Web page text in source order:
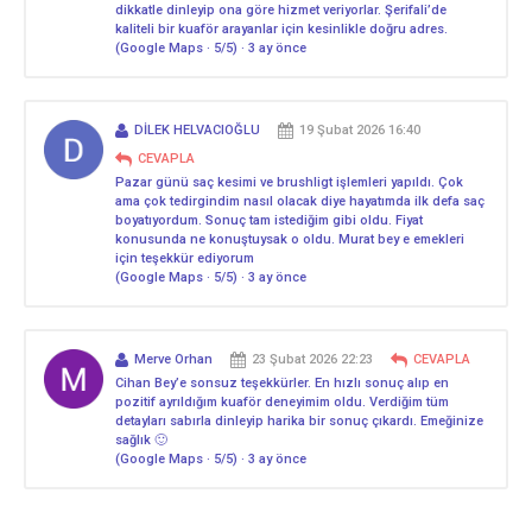
dikkatle dinleyip ona göre hizmet veriyorlar. Şerifali’de
kaliteli bir kuaför arayanlar için kesinlikle doğru adres.
(Google Maps · 5/5) · 3 ay önce
DİLEK HELVACIOĞLU
19 Şubat 2026 16:40
CEVAPLA
Pazar günü saç kesimi ve brushligt işlemleri yapıldı. Çok
ama çok tedirgindim nasıl olacak diye hayatımda ilk defa saç
boyatıyordum. Sonuç tam istediğim gibi oldu. Fiyat
konusunda ne konuştuysak o oldu. Murat bey e emekleri
için teşekkür ediyorum
(Google Maps · 5/5) · 3 ay önce
Merve Orhan 23 Şubat 2026 22:23
CEVAPLA
Cihan Bey’e sonsuz teşekkürler. En hızlı sonuç alıp en
pozitif ayrıldığım kuaför deneyimim oldu. Verdiğim tüm
detayları sabırla dinleyip harika bir sonuç çıkardı. Emeğinize
sağlık 🙂
(Google Maps · 5/5) · 3 ay önce